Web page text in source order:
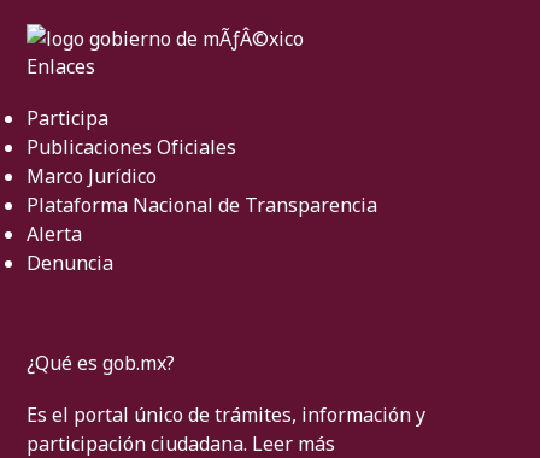
Enlaces
Participa
Publicaciones Oficiales
Marco Jurídico
Plataforma Nacional de Transparencia
Alerta
Denuncia
¿Qué es gob.mx?
Es el portal único de trámites, información y
participación ciudadana. Leer más